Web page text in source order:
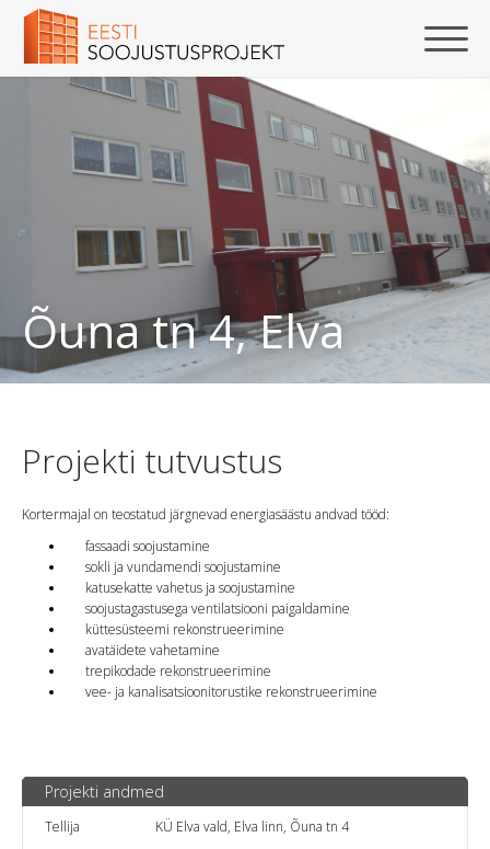
Õuna tn 4, Elva
Projekti tutvustus
Kortermajal on teostatud järgnevad energiasäästu andvad tööd:
fassaadi soojustamine
sokli ja vundamendi soojustamine
katusekatte vahetus ja soojustamine
soojustagastusega ventilatsiooni paigaldamine
küttesüsteemi rekonstrueerimine
avatäidete vahetamine
trepikodade rekonstrueerimine
vee- ja kanalisatsioonitorustike rekonstrueerimine
Projekti andmed
Tellija
KÜ Elva vald, Elva linn, Õuna tn 4